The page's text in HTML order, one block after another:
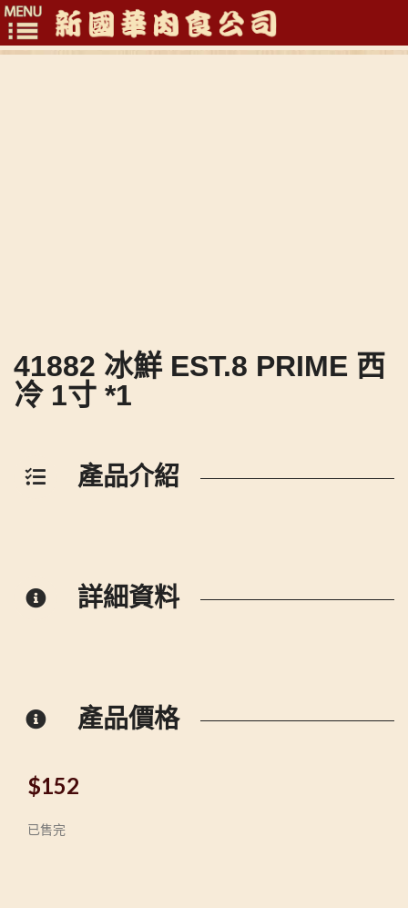
Toggle
41882 冰鮮 EST.8 PRIME 西
冷 1寸 *1
產品介紹
詳細資料
產品價格
$152
已售完